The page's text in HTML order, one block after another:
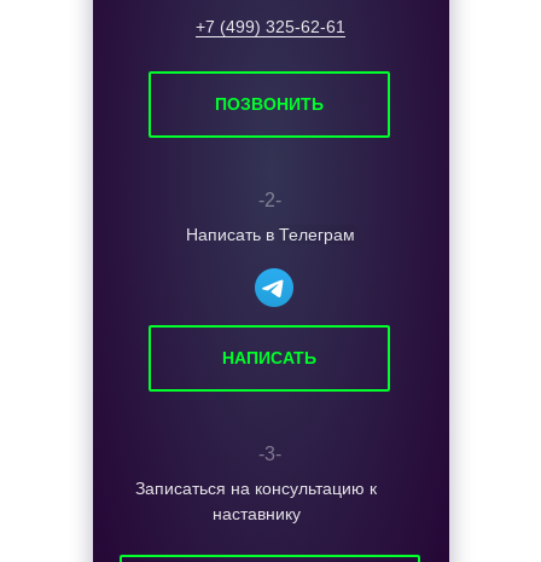
ПОЗВОНИТЬ
Написать в Телеграм
НАПИСАТЬ
+7 (499) 325-62-61
Записаться на консультацию к
наставнику
-2-
-3-